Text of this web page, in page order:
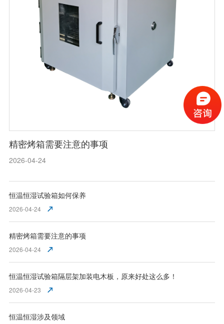
精密烤箱需要注意的事项
2026-04-24
恒温恒湿试验箱如何保养
2026-04-24
精密烤箱需要注意的事项
2026-04-24
恒温恒湿试验箱隔层架加装电木板，原来好处这么多！
2026-04-23
恒温恒湿涉及领域